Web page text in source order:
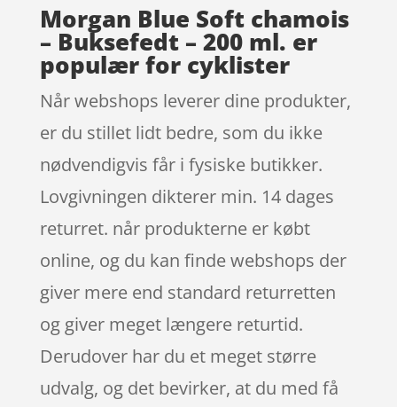
Morgan Blue Soft chamois
– Buksefedt – 200 ml. er
populær for cyklister
Når webshops leverer dine produkter,
er du stillet lidt bedre, som du ikke
nødvendigvis får i fysiske butikker.
Lovgivningen dikterer min. 14 dages
returret. når produkterne er købt
online, og du kan finde webshops der
giver mere end standard returretten
og giver meget længere returtid.
Derudover har du et meget større
udvalg, og det bevirker, at du med få